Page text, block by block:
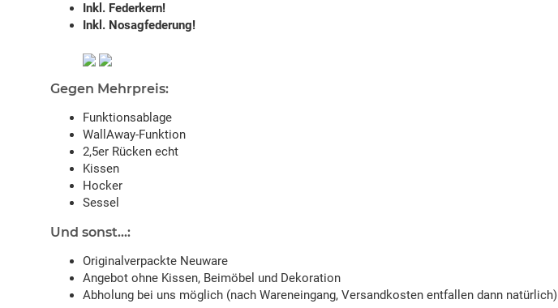
Inkl. Federkern!
Inkl. Nosagfederung!
Gegen Mehrpreis:
Funktionsablage
WallAway-Funktion
2,5er Rücken echt
Kissen
Hocker
Sessel
Und sonst...:
Originalverpackte Neuware
Angebot ohne Kissen, Beimöbel und Dekoration
Abholung bei uns möglich (nach Wareneingang, Versandkosten entfallen dann natürlich)